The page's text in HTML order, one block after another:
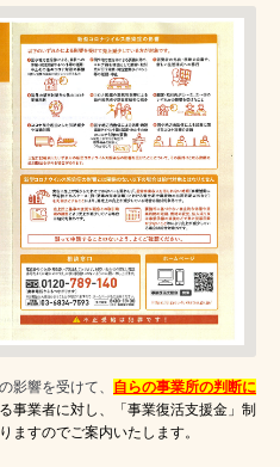
影響を受けて、 自らの事業所の判断に
事業者に対し、「事業復活支援金」制
ますのでご案内いたします。